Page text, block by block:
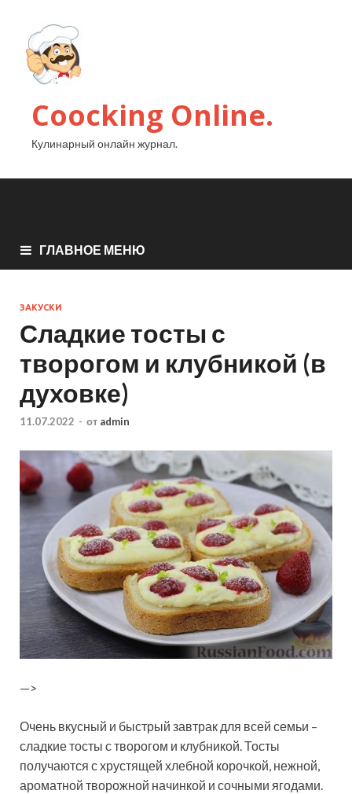
Coocking Online.
Кулинарный онлайн журнал.
ГЛАВНОЕ МЕНЮ
ЗАКУСКИ
Сладкие тосты с
творогом и клубникой (в
духовке)
11.07.2022 - от admin
—>
Очень вкусный и быстрый завтрак для всей семьи –
сладкие тосты с творогом и клубникой. Тосты
получаются с хрустящей хлебной корочкой, нежной,
ароматной творожной начинкой и сочными ягодами.